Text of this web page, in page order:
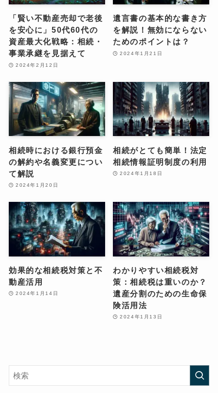
「賢い不動産売却で老後
を安心に」50代60代の
資産最大化戦略：相続・
事業承継を見据えて
2024年2月12日
遺言書の基本的な書き方
を解説！無効にならない
ためのポイントは？
2024年1月21日
相続時における銀行預金
の解約や名義変更につい
て解説
2024年1月20日
相続がとても簡単！法定
相続情報証明制度の利用
2024年1月18日
効果的な相続税対策と不
動産活用
2024年1月14日
わかりやすい相続税対
策：相続税は重いのか？
遺産分割のための生命保
険活用法
2024年1月13日